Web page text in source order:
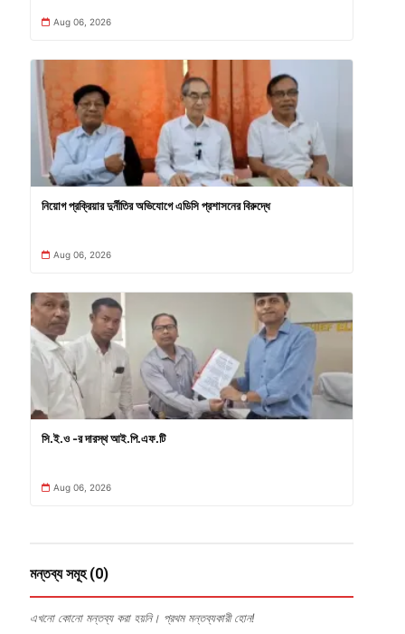
Aug 06, 2026
নিয়োগ প্রক্রিয়ার দুর্নীতির অভিযোগে এডিসি প্রশাসনের বিরুদ্ধে
Aug 06, 2026
সি.ই.ও -র দারস্থ আই.পি.এফ.টি
Aug 06, 2026
মন্তব্য সমূহ (0)
এখনো কোনো মন্তব্য করা হয়নি। প্রথম মন্তব্যকারী হোন!